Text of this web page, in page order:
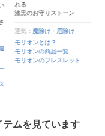
れる
漆黒のお守りストーン
運気： 魔除け・厄除け
モリオンとは？
モリオンの商品一覧
モリオンのブレスレット
テムを見ています